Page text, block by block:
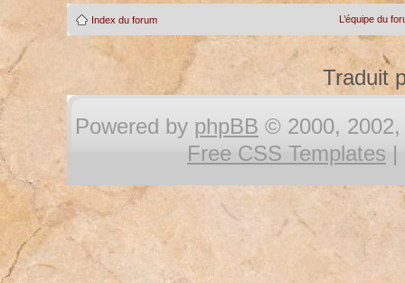
Index du forum L’équipe du
Traduit
Powered by phpBB © 2000, 2002,
Free CSS Templates |